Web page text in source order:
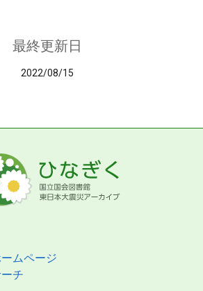
最終更新日
2022/08/15
ムページ
チ